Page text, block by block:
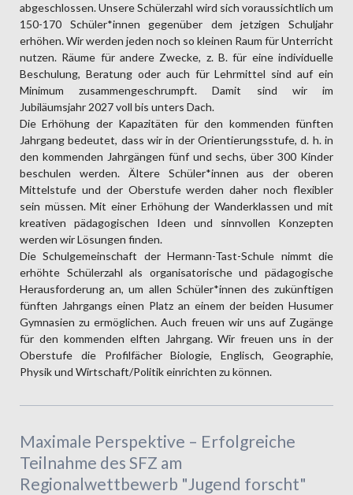
abgeschlossen. Unsere Schülerzahl wird sich voraussichtlich um
150-170 Schüler*innen gegenüber dem jetzigen Schuljahr
erhöhen. Wir werden jeden noch so kleinen Raum für Unterricht
nutzen. Räume für andere Zwecke, z. B. für eine individuelle
Beschulung, Beratung oder auch für Lehrmittel sind auf ein
Minimum zusammengeschrumpft. Damit sind wir im
Jubiläumsjahr 2027 voll bis unters Dach.
Die Erhöhung der Kapazitäten für den kommenden fünften
Jahrgang bedeutet, dass wir in der Orientierungsstufe, d. h. in
den kommenden Jahrgängen fünf und sechs, über 300 Kinder
beschulen werden. Ältere Schüler*innen aus der oberen
Mittelstufe und der Oberstufe werden daher noch flexibler
sein müssen. Mit einer Erhöhung der Wanderklassen und mit
kreativen pädagogischen Ideen und sinnvollen Konzepten
werden wir Lösungen finden.
Die Schulgemeinschaft der Hermann-Tast-Schule nimmt die
erhöhte Schülerzahl als organisatorische und pädagogische
Herausforderung an, um allen Schüler*innen des zukünftigen
fünften Jahrgangs einen Platz an einem der beiden Husumer
Gymnasien zu ermöglichen. Auch freuen wir uns auf Zugänge
für den kommenden elften Jahrgang. Wir freuen uns in der
Oberstufe die Profilfächer Biologie, Englisch, Geographie,
Physik und Wirtschaft/Politik einrichten zu können.
Maximale Perspektive – Erfolgreiche
Teilnahme des SFZ am
Regionalwettbewerb "Jugend forscht"